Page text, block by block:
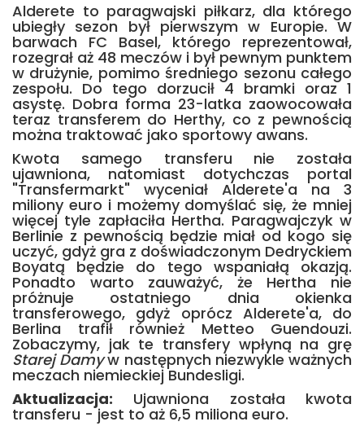
Alderete to paragwajski piłkarz, dla którego
ubiegły sezon był pierwszym w Europie. W
barwach FC Basel, którego reprezentował,
rozegrał aż 48 meczów i był pewnym punktem
w drużynie, pomimo średniego sezonu całego
zespołu. Do tego dorzucił 4 bramki oraz 1
asystę. Dobra forma 23-latka zaowocowała
teraz transferem do Herthy, co z pewnością
można traktować jako sportowy awans.
Kwota samego transferu nie została
ujawniona, natomiast dotychczas portal
"Transfermarkt" wyceniał Alderete'a na 3
miliony euro i możemy domyślać się, że mniej
więcej tyle zapłaciła Hertha. Paragwajczyk w
Berlinie z pewnością będzie miał od kogo się
uczyć, gdyż gra z doświadczonym Dedryckiem
Boyatą będzie do tego wspaniałą okazją.
Ponadto warto zauważyć, że Hertha nie
próżnuje ostatniego dnia okienka
transferowego, gdyż oprócz Alderete'a, do
Berlina trafił również Metteo Guendouzi.
Zobaczymy, jak te transfery wpłyną na grę
Starej Damyw następnych niezwykle ważnych
meczach niemieckiej Bundesligi.
Aktualizacja: Ujawniona została kwota
transferu - jest to aż 6,5 miliona euro.